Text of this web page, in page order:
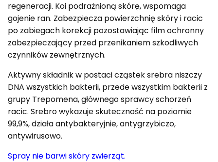
regeneracji. Koi podrażnioną skórę, wspomaga
gojenie ran. Zabezpiecza powierzchnię skóry i racic
po zabiegach korekcji pozostawiając film ochronny
zabezpieczający przed przenikaniem szkodliwych
czynników zewnętrznych.
Aktywny składnik w postaci cząstek srebra niszczy
DNA wszystkich bakterii, przede wszystkim bakterii z
grupy Trepomena, głównego sprawcy schorzeń
racic. Srebro wykazuje skuteczność na poziomie
99,9%, działa antybakteryjnie, antygrzybiczo,
antywirusowo.
Spray nie barwi skóry zwierząt.